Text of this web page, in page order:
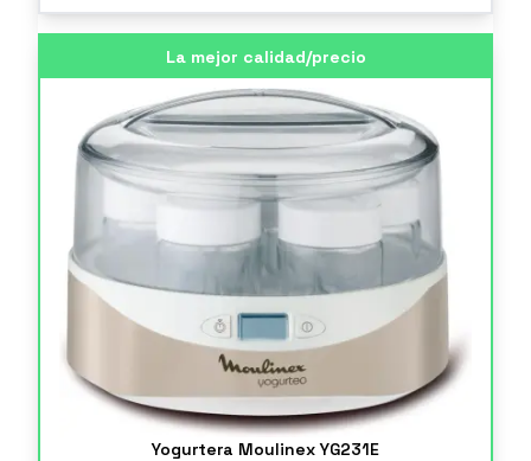
La mejor calidad/precio
Yogurtera Moulinex YG231E